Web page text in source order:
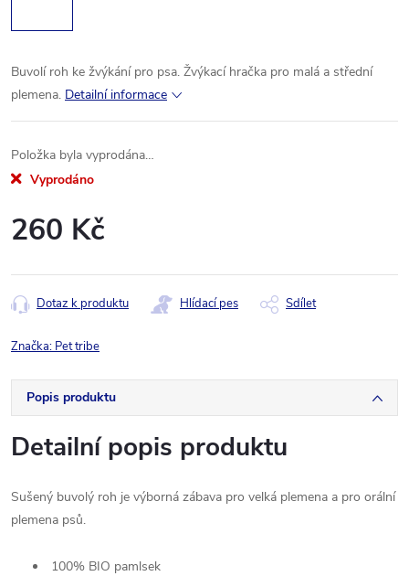
Buvolí roh ke žvýkání pro psa. Žvýkací hračka pro malá a střední
plemena. Detailní informace
Položka byla vyprodána…
Vyprodáno
260 Kč
cena:
Dotaz k produktu Hlídací pes Sdílet
Značka: Pet tribe
Popis produktu
Detailní popis produktu
Sušený buvolý roh je výborná zábava pro velká plemena a pro orální
plemena psů.
100% BIO pamlsek